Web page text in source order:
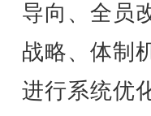
导向、全员
战略、体制
进行系统优